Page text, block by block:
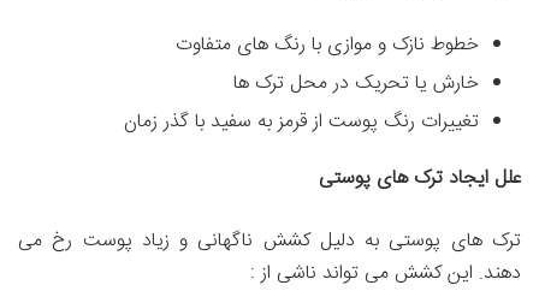
خطوط نازک و موازی با رنگ های متفاوت
خارش یا تحریک در محل ترک ها
تغییرات رنگ پوست از قرمز به سفید با گذر زمان
علل ایجاد ترک های پوستی
ترک های پوستی به دلیل کشش ناگهانی و زیاد پوست رخ می
دهند. این کشش می تواند ناشی از :